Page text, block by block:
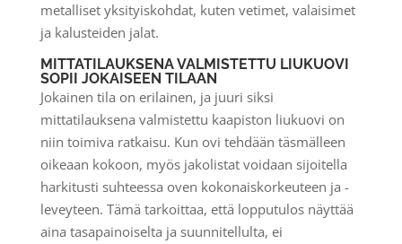
metalliset yksityiskohdat, kuten vetimet, valaisimet
ja kalusteiden jalat.
MITTATILAUKSENA VALMISTETTU LIUKUOVI
SOPII JOKAISEEN TILAAN
Jokainen tila on erilainen, ja juuri siksi
mittatilauksena valmistettu kaapiston liukuovi on
niin toimiva ratkaisu. Kun ovi tehdään täsmälleen
oikeaan kokoon, myös jakolistat voidaan sijoitella
harkitusti suhteessa oven kokonaiskorkeuteen ja -
leveyteen. Tämä tarkoittaa, että lopputulos näyttää
aina tasapainoiselta ja suunnitellulta, ei